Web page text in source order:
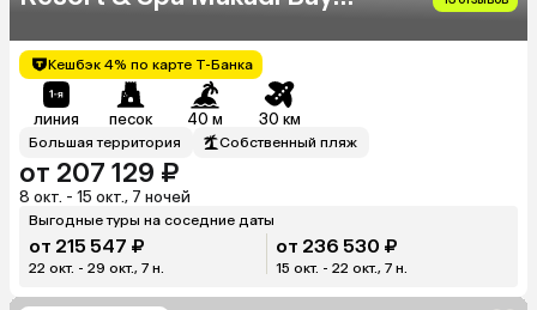
Resort & Spa)
Кешбэк 4% по карте Т-Банка
линия песок 40 м 30 км
Большая территория Собственный пляж
от 207 129 ₽
8 окт. - 15 окт., 7 ночей
Выгодные туры на соседние даты
от 215 547 ₽
22 окт. - 29 окт., 7 н.
от 236 530 ₽
15 окт. - 22 окт., 7 н.